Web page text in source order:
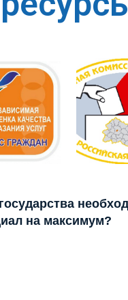
на максимум?